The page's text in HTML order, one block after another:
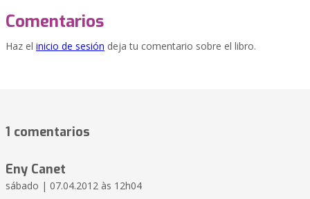
Comentarios
Haz el inicio de sesión deja tu comentario sobre el libro.
1 comentarios
Eny Canet
sábado | 07.04.2012 às 12h04